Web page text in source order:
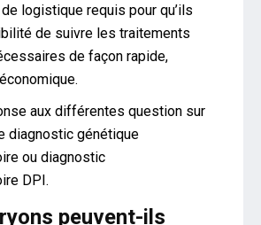
logistique requis pour qu’ils
de suivre les traitements
de façon rapide,
aux différentes question sur
diagnostic génétique
ou diagnostic
DPI.
peuvent-ils